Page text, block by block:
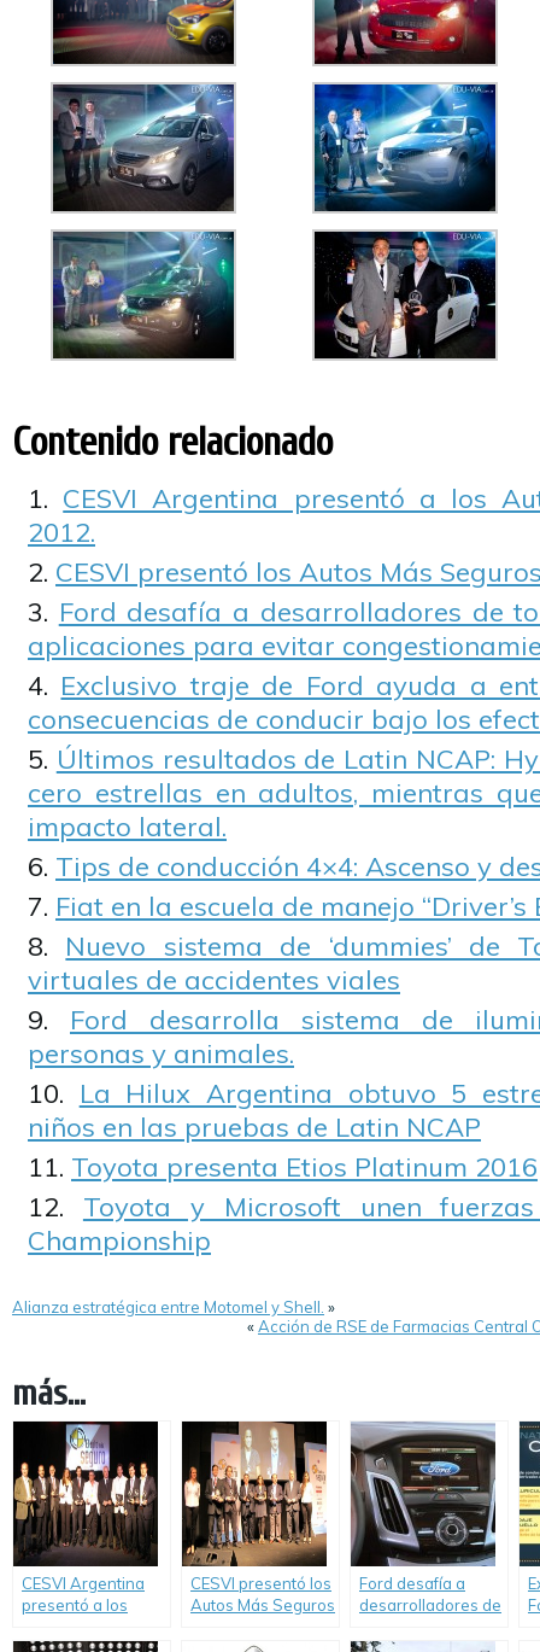
Contenido relacionado
CESVI Argentina presentó a los
2012.
CESVI presentó los Autos Más
Ford desafía a desarrolladores de
aplicaciones para evitar
Exclusivo traje de Ford ayuda a
consecuencias de conducir bajo los
Últimos resultados de Latin NCAP:
cero estrellas en adultos, mientras
impacto lateral.
Tips de conducción 4×4: Ascenso y
Fiat en la escuela de manejo “Driver’s
Nuevo sistema de ‘dummies’ de
virtuales de accidentes viales
Ford desarrolla sistema de
personas y animales.
La Hilux Argentina obtuvo 5
niños en las pruebas de Latin NCAP
Toyota presenta Etios Platinum 2016
Toyota y Microsoft unen
Championship
Alianza estratégica entre Motomel y Shell. »
«Acción de RSE de Farmacias Central
más...
CESVI Argentina
presentó a los
CESVI presentó los
Autos Más Seguros
Ford desafía a
desarrolladores de